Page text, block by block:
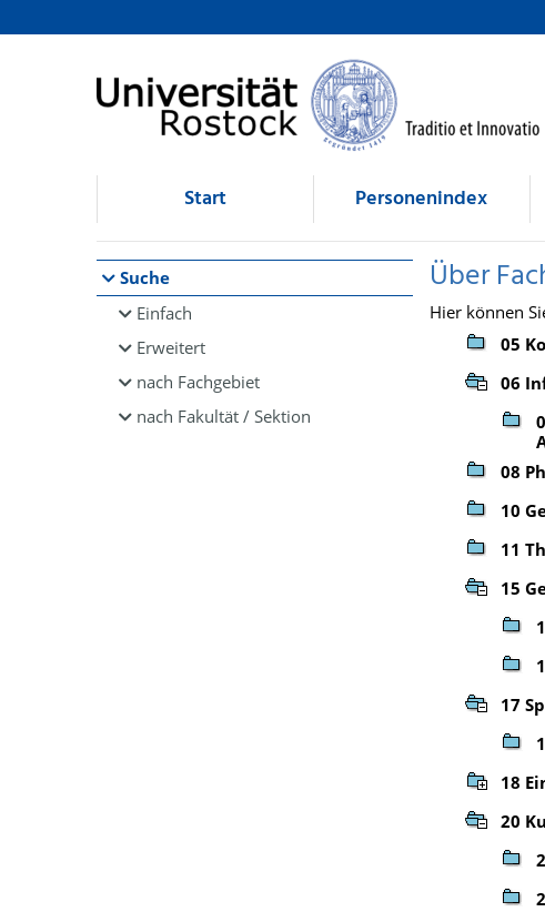
Browsen
direkt zum Inhalt
Start Personenindex
Suche
Einfach
Erweitert
nach Fachgebiet
nach Fakultät / Sektion
Über
Hier können
05
06
08
10
11
15
17
18
20